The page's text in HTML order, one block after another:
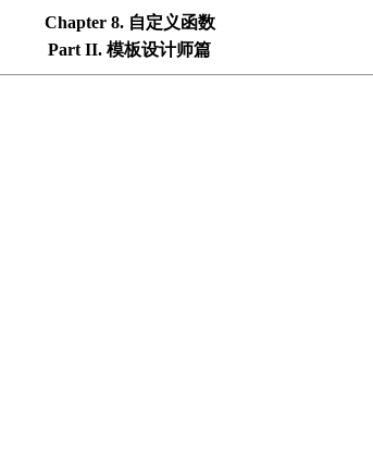
Chapter 8. 自定义函数
Part II. 模板设计师篇